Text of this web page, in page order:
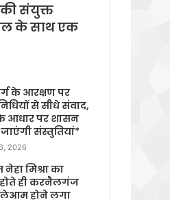
संयुक्त
के साथ एक
के आरक्षण पर
से सीधे संवाद,
आधार पर शासन
संस्तुतियां*
2026
मिश्रा का
होते ही करनैलगंज
होने लगा